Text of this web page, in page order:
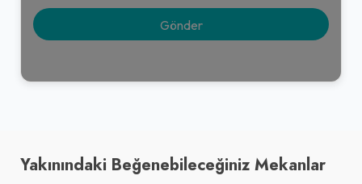
Yakınındaki Beğenebileceğiniz Mekanlar